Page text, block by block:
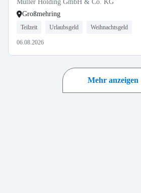
Müller Holding GmbH & Co. KG
Großmehring
Teilzeit Urlaubsgeld Weihnachtsgeld
06.08.2026
Mehr anzeigen